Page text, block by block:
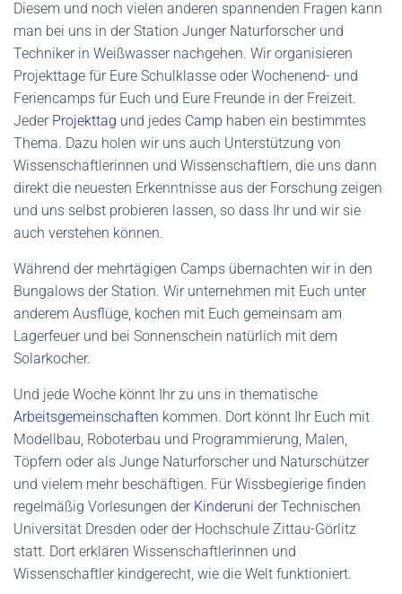
Diesem und noch vielen anderen spannenden Fragen kann
man bei uns in der Station Junger Naturforscher und
Techniker in Weißwasser nachgehen. Wir organisieren
Projekttage für Eure Schulklasse oder Wochenend- und
Feriencamps für Euch und Eure Freunde in der Freizeit.
Jeder Projekttag und jedes Camp haben ein bestimmtes
Thema. Dazu holen wir uns auch Unterstützung von
Wissenschaftlerinnen und Wissenschaftlern, die uns dann
direkt die neuesten Erkenntnisse aus der Forschung zeigen
und uns selbst probieren lassen, so dass Ihr und wir sie
auch verstehen können.
Während der mehrtägigen Camps übernachten wir in den
Bungalows der Station. Wir unternehmen mit Euch unter
anderem Ausflüge, kochen mit Euch gemeinsam am
Lagerfeuer und bei Sonnenschein natürlich mit dem
Solarkocher.
Und jede Woche könnt Ihr zu uns in thematische
Arbeitsgemeinschaften kommen. Dort könnt Ihr Euch mit
Modellbau, Roboterbau und Programmierung, Malen,
Töpfern oder als Junge Naturforscher und Naturschützer
und vielem mehr beschäftigen. Für Wissbegierige finden
regelmäßig Vorlesungen der Kinderuni der Technischen
Universität Dresden oder der Hochschule Zittau-Görlitz
statt. Dort erklären Wissenschaftlerinnen und
Wissenschaftler kindgerecht, wie die Welt funktioniert.